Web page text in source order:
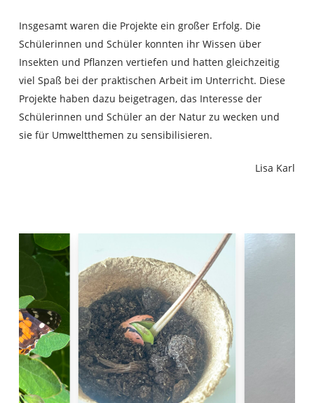
Insgesamt waren die Projekte ein großer Erfolg. Die
Schülerinnen und Schüler konnten ihr Wissen über
Insekten und Pflanzen vertiefen und hatten gleichzeitig
viel Spaß bei der praktischen Arbeit im Unterricht. Diese
Projekte haben dazu beigetragen, das Interesse der
Schülerinnen und Schüler an der Natur zu wecken und
sie für Umweltthemen zu sensibilisieren.
Lisa Karl